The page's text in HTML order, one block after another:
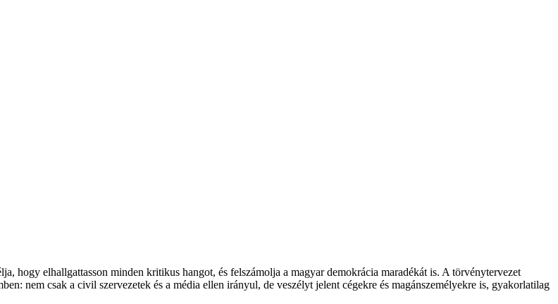
hogy elhallgattasson minden kritikus hangot, és felszámolja a magyar demokrácia maradékát is. A törvénytervezet
nem csak a civil szervezetek és a média ellen irányul, de veszélyt jelent cégekre és magánszemélyekre is, gyakorlatilag